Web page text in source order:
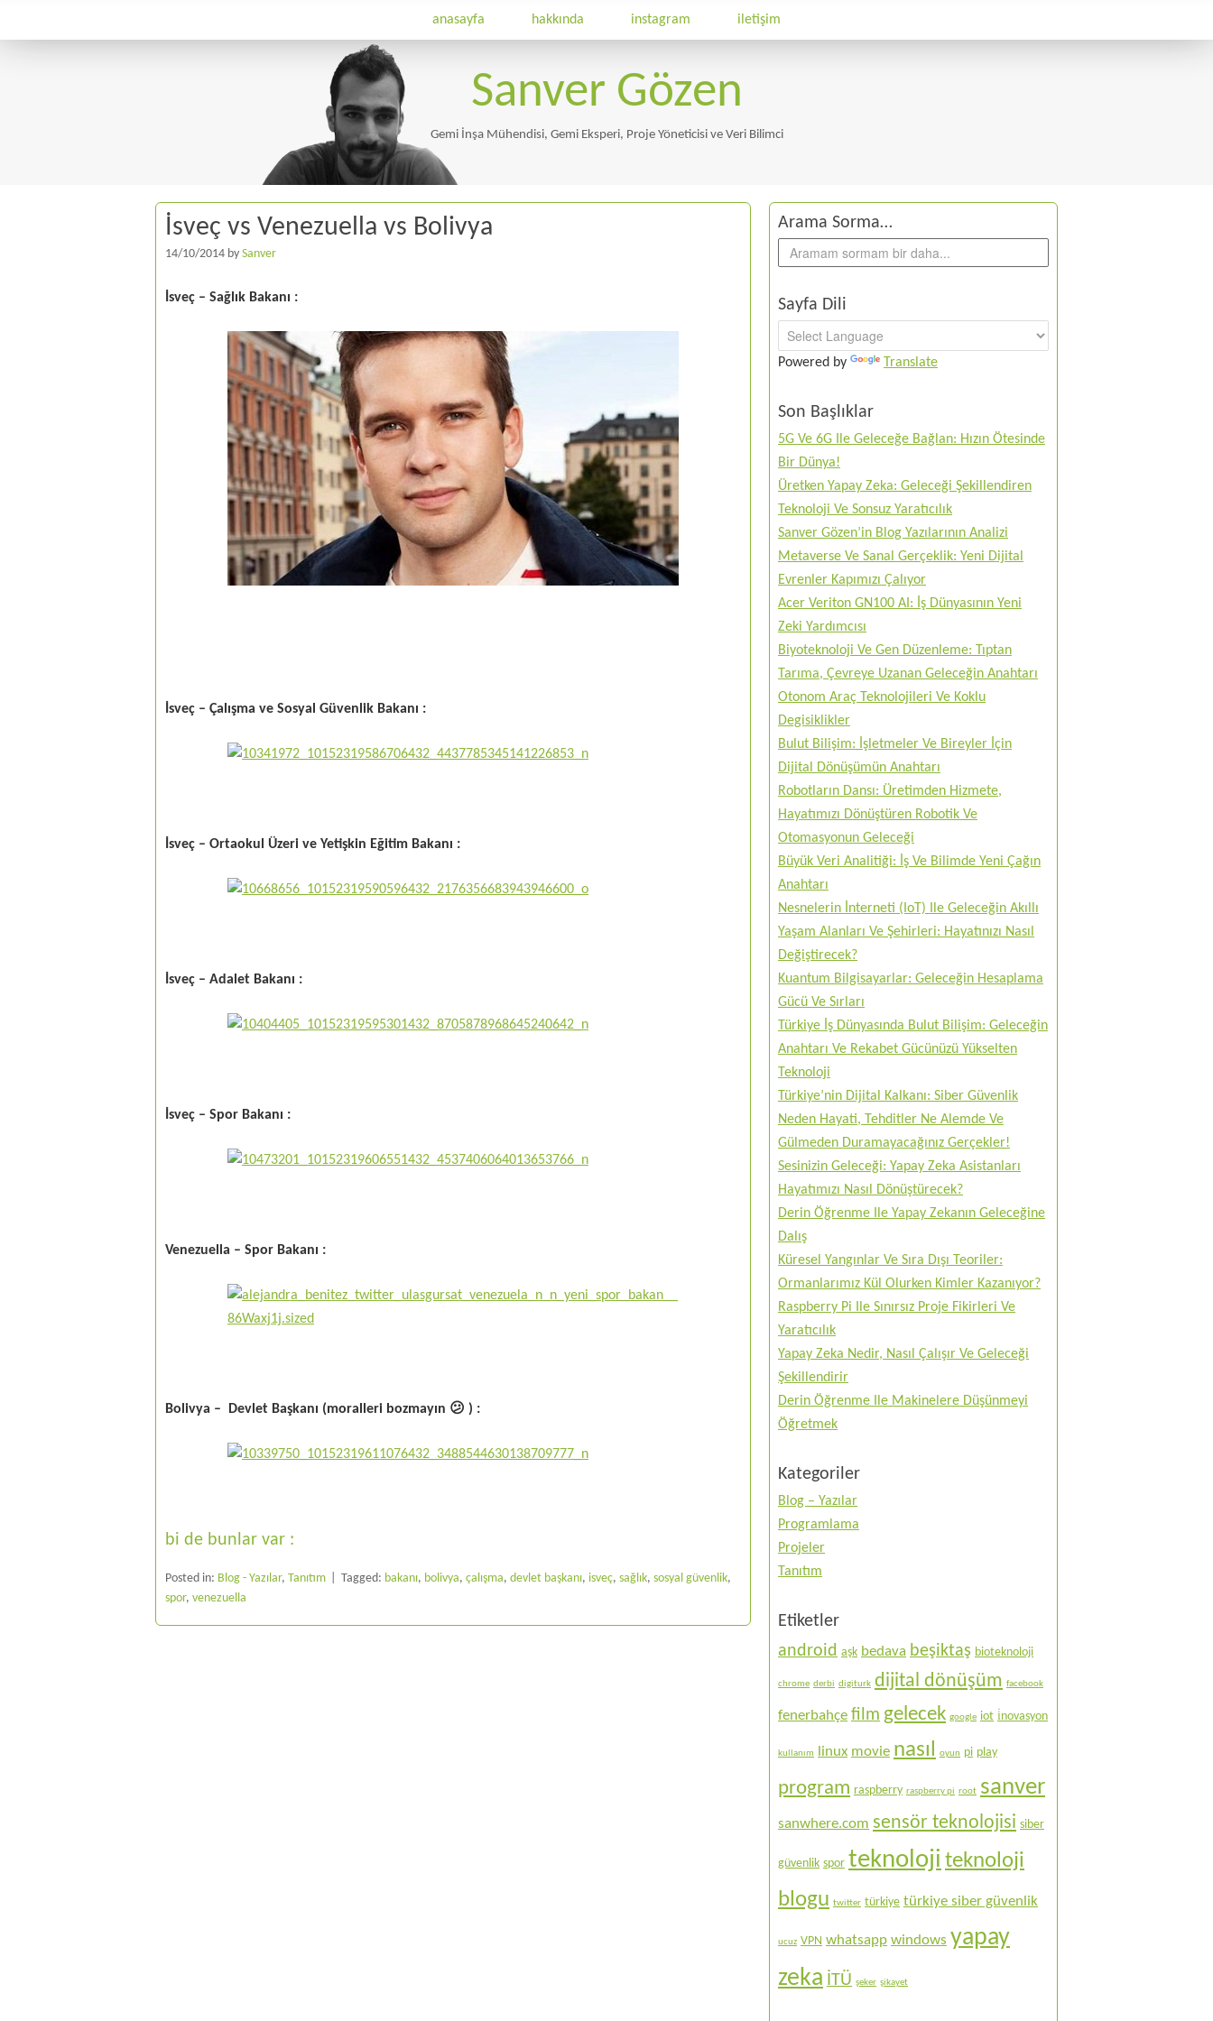
anasayfa hakkında instagram iletişim
Sanver Gözen
Gemi İnşa Mühendisi, Gemi Eksperi, Proje Yöneticisi ve Veri Bilimci
İsveç vs Venezuella vs Bolivya
14/10/2014 by Sanver
İsveç – Sağlık Bakanı :
İsveç – Çalışma ve Sosyal Güvenlik Bakanı :
İsveç – Ortaokul Üzeri ve Yetişkin Eğitim Bakanı :
İsveç – Adalet Bakanı :
İsveç – Spor Bakanı :
Venezuella – Spor Bakanı :
Bolivya – Devlet Başkanı (moralleri bozmayın 😕 ) :
bi de bunlar var :
Posted in: Blog - Yazılar, Tanıtım Tagged: bakanı, bolivya, çalışma, devlet başkanı, isveç, sağlık, sosyal güvenlik,
spor, venezuella
Arama Sorma…
Sayfa Dili
Powered by Translate
Son Başlıklar
5G Ve 6G Ile Geleceğe Bağlan: Hızın Ötesinde
Bir Dünya!
Üretken Yapay Zeka: Geleceği Şekillendiren
Teknoloji Ve Sonsuz Yaratıcılık
Sanver Gözen’in Blog Yazılarının Analizi
Metaverse Ve Sanal Gerçeklik: Yeni Dijital
Evrenler Kapımızı Çalıyor
Acer Veriton GN100 AI: İş Dünyasının Yeni
Zeki Yardımcısı
Biyoteknoloji Ve Gen Düzenleme: Tıptan
Tarıma, Çevreye Uzanan Geleceğin Anahtarı
Otonom Araç Teknolojileri Ve Koklu
Degisiklikler
Bulut Bilişim: İşletmeler Ve Bireyler İçin
Dijital Dönüşümün Anahtarı
Robotların Dansı: Üretimden Hizmete,
Hayatımızı Dönüştüren Robotik Ve
Otomasyonun Geleceği
Büyük Veri Analitiği: İş Ve Bilimde Yeni Çağın
Anahtarı
Nesnelerin İnterneti (IoT) Ile Geleceğin Akıllı
Yaşam Alanları Ve Şehirleri: Hayatınızı Nasıl
Değiştirecek?
Kuantum Bilgisayarlar: Geleceğin Hesaplama
Gücü Ve Sırları
Türkiye İş Dünyasında Bulut Bilişim: Geleceğin
Anahtarı Ve Rekabet Gücünüzü Yükselten
Teknoloji
Türkiye’nin Dijital Kalkanı: Siber Güvenlik
Neden Hayati, Tehditler Ne Alemde Ve
Gülmeden Duramayacağınız Gerçekler!
Sesinizin Geleceği: Yapay Zeka Asistanları
Hayatımızı Nasıl Dönüştürecek?
Derin Öğrenme Ile Yapay Zekanın Geleceğine
Dalış
Küresel Yangınlar Ve Sıra Dışı Teoriler:
Ormanlarımız Kül Olurken Kimler Kazanıyor?
Raspberry Pi Ile Sınırsız Proje Fikirleri Ve
Yaratıcılık
Yapay Zeka Nedir, Nasıl Çalışır Ve Geleceği
Şekillendirir
Derin Öğrenme Ile Makinelere Düşünmeyi
Öğretmek
Kategoriler
Blog – Yazılar
Programlama
Projeler
Tanıtım
Etiketler
android aşk bedava beşiktaş bioteknoloji
chrome derbi digiturk dijital dönüşüm facebook
fenerbahçe film gelecek google iot i̇novasyon
kullanım linux movie nasıl oyun pi play
program raspberry raspberry pi root sanver
sanwhere.com sensör teknolojisi siber
güvenlik spor teknoloji teknoloji
blogu twitter türkiye türkiye siber güvenlik
ucuz VPN whatsapp windows yapay
zeka İTÜ şeker şikayet